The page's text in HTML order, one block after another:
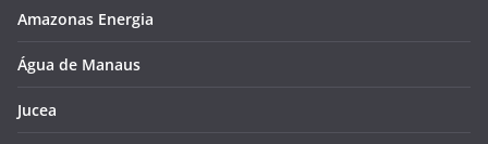
Amazonas Energia
Água de Manaus
Jucea